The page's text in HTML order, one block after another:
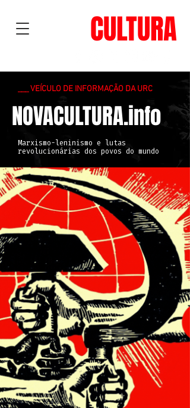
CULTURA
___ VEÍCULO DE INFORMAÇÃO DA URC
NOVACULTURA.info
Marxismo-leninismo e lutas
revolucionárias dos povos do mundo